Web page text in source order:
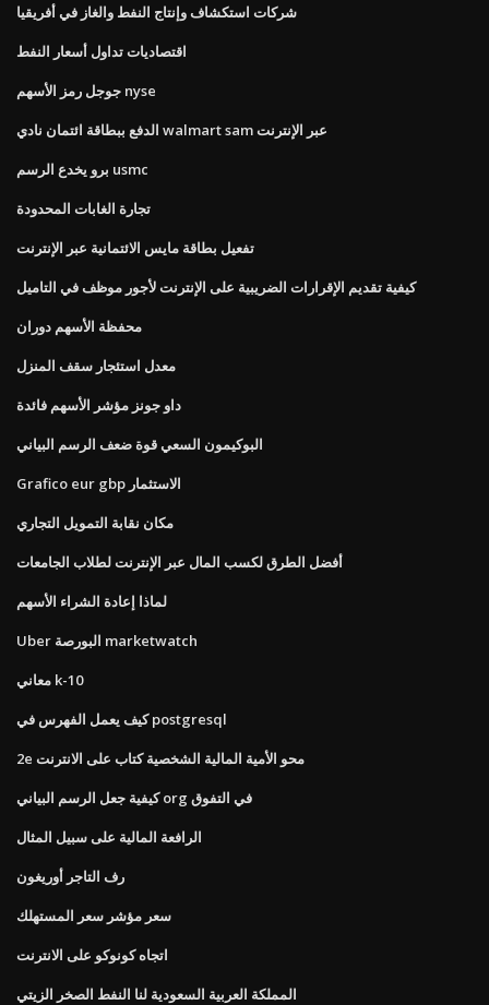
شركات استكشاف وإنتاج النفط والغاز في أفريقيا
اقتصاديات تداول أسعار النفط
جوجل رمز الأسهم nyse
الدفع ببطاقة ائتمان نادي walmart sam عبر الإنترنت
برو يخدع الرسم usmc
تجارة الغابات المحدودة
تفعيل بطاقة مايس الائتمانية عبر الإنترنت
كيفية تقديم الإقرارات الضريبية على الإنترنت لأجور موظف في التاميل
محفظة الأسهم دوران
معدل استئجار سقف المنزل
داو جونز مؤشر الأسهم فائدة
البوكيمون السعي قوة ضعف الرسم البياني
Grafico eur gbp الاستثمار
مكان نقابة التمويل التجاري
أفضل الطرق لكسب المال عبر الإنترنت لطلاب الجامعات
لماذا إعادة الشراء الأسهم
Uber البورصة marketwatch
معاني k-10
كيف يعمل الفهرس في postgresql
2e محو الأمية المالية الشخصية كتاب على الانترنت
كيفية جعل الرسم البياني org في التفوق
الرافعة المالية على سبيل المثال
رف التاجر أوريغون
سعر مؤشر سعر المستهلك
اتجاه كونوكو على الانترنت
المملكة العربية السعودية لنا النفط الصخر الزيتي